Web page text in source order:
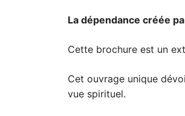
La dépendance créée
Cette brochure est un
Cet ouvrage unique
vue spirituel.